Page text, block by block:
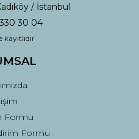
/ İstanbul
30 04
Formu
Formu